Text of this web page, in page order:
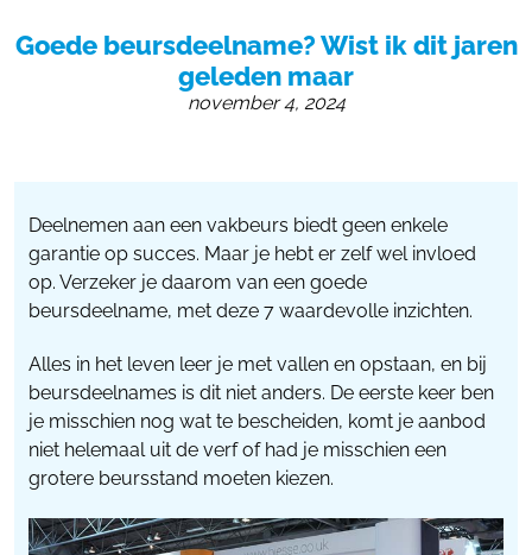
055 - 3238555
info@beursstand.nl
Goede beursdeelname? Wist ik dit jaren
geleden maar
november 4, 2024
Deelnemen aan een vakbeurs biedt geen enkele
garantie op succes. Maar je hebt er zelf wel invloed
op. Verzeker je daarom van een goede
beursdeelname, met deze 7 waardevolle inzichten.
Alles in het leven leer je met vallen en opstaan, en bij
beursdeelnames is dit niet anders. De eerste keer ben
je misschien nog wat te bescheiden, komt je aanbod
niet helemaal uit de verf of had je misschien een
grotere beursstand moeten kiezen.